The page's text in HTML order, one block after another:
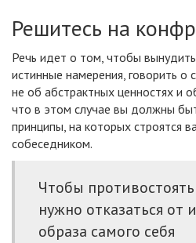
Решитесь на
Речь идет о том, чтобы
истинные намерения, говорить о
не об абстрактных ценностях и
что в этом случае вы должны
принципы, на которых строятся
собеседником.
Чтобы
нужно отказаться от
образа самого себя